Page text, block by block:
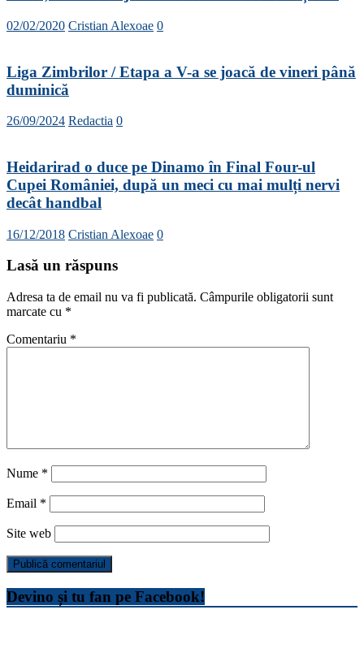
02/02/2020 Cristian Alexoae 0
Liga Zimbrilor / Etapa a V-a se joacă de vineri până
duminică
26/09/2024 Redactia 0
Heidarirad o duce pe Dinamo în Final Four-ul
Cupei României, după un meci cu mai mulți nervi
decât handbal
16/12/2018 Cristian Alexoae 0
Lasă un răspuns
Adresa ta de email nu va fi publicată. Câmpurile obligatorii sunt
marcate cu *
Comentariu *
Nume *
Email *
Site web
Devino și tu fan pe Facebook!